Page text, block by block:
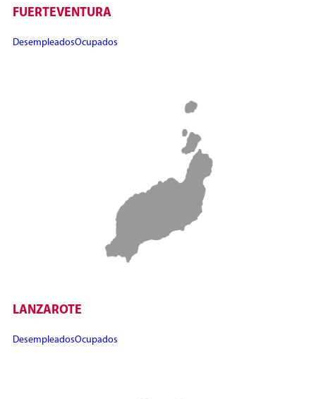
FUERTEVENTURA
DesempleadosOcupados
LANZAROTE
DesempleadosOcupados